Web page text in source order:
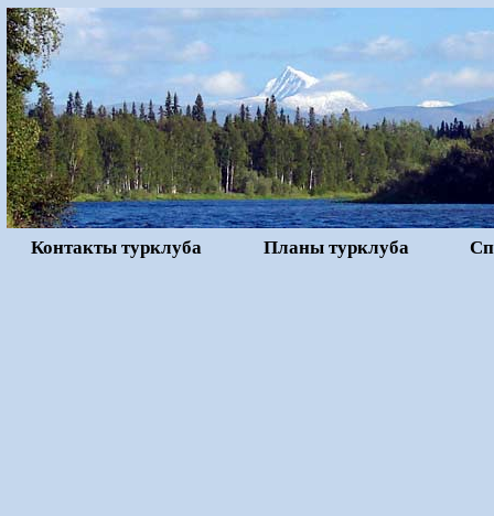
Контакты турклуба Планы турклуба